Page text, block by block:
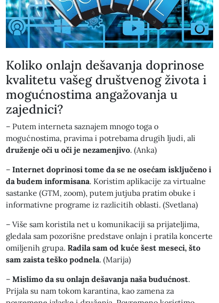
Koliko onlajn dešavanja doprinose
kvalitetu vašeg društvenog života i
mogućnostima angažovanja u
zajednici?
– Putem interneta saznajem mnogo toga o
mogućnostima, pravima i potrebama drugih ljudi, ali
druženje oči u oči je nezamenjivo. (Anka)
– Internet doprinosi tome da se ne osećam isključeno i
da budem informisana. Koristim aplikacije za virtualne
sastanke (GTM, zoom), putem jutjuba pratim obuke i
informativne programe iz razlicitih oblasti. (Svetlana)
– Više sam koristila net u komunikaciji sa prijateljima,
gledala sam pozorišne predstave onlajn i pratila koncerte
omiljenih grupa. Radila sam od kuće šest meseci, što
sam zaista teško podnela. (Marija)
– Mislimo da su onlajn dešavanja naša budućnost.
Prijala su nam tokom karantina, kao zamena za